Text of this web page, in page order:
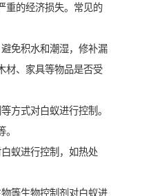
重的经济损失。常见的
免积水和潮湿，修补漏
材、家具等物品是否受
方式对白蚁进行控制。
蚁进行控制，如热处
等生物控制剂对白蚁进